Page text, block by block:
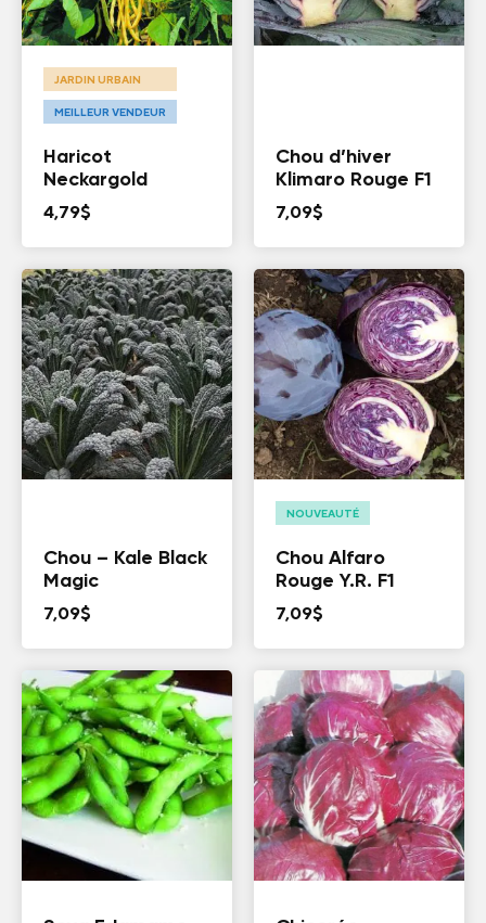
JARDIN URBAIN
MEILLEUR VENDEUR
Haricot
Neckargold
4,79$
Chou d’hiver
Klimaro Rouge F1
7,09$
Chou – Kale Black
Magic
7,09$
NOUVEAUTÉ
Chou Alfaro
Rouge Y.R. F1
7,09$